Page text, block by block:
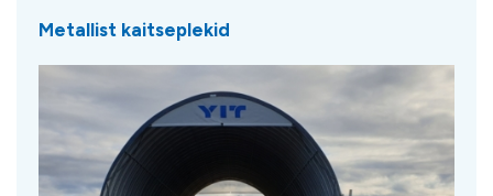
Metallist kaitseplekid